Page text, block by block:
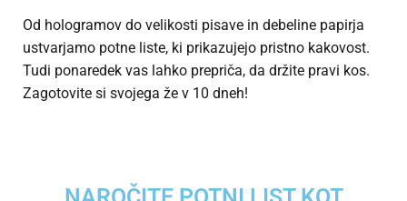
Od hologramov do velikosti pisave in debeline papirja
ustvarjamo potne liste, ki prikazujejo pristno kakovost.
Tudi ponaredek vas lahko prepriča, da držite pravi kos.
Zagotovite si svojega že v 10 dneh!